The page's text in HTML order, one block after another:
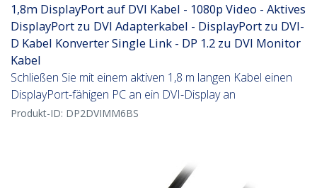
1,8m DisplayPort auf DVI Kabel - 1080p Video - Aktives
DisplayPort zu DVI Adapterkabel - DisplayPort zu DVI-
D Kabel Konverter Single Link - DP 1.2 zu DVI Monitor
Kabel
Schließen Sie mit einem aktiven 1,8 m langen Kabel einen
DisplayPort-fähigen PC an ein DVI-Display an
Produkt-ID: DP2DVIMM6BS